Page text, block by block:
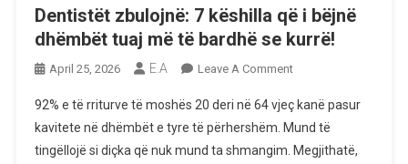
Dentistët zbulojnë: 7 këshilla që i bëjnë
dhëmbët tuaj më të bardhë se kurrë!
April 25, 2026 E.A Leave A CommentOn
Zbulojnë:
7
Këshilla
92% e të rriturve të moshës 20 deri në 64 vjeç kanë pasur
kavitete në dhëmbët e tyre të përhershëm. Mund të
tingëllojë si diçka që nuk mund ta shmangim. Megjithatë,